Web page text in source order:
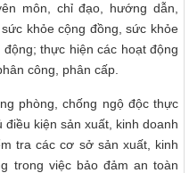
môn, chỉ đạo, hướng dẫn,
khỏe cộng đồng, sức khỏe
thực hiện các hoạt động
công, phân cấp.
phòng, chống ngộ độc thực
kiện sản xuất, kinh doanh
tra các cơ sở sản xuất, kinh
trong việc bảo đảm an toàn